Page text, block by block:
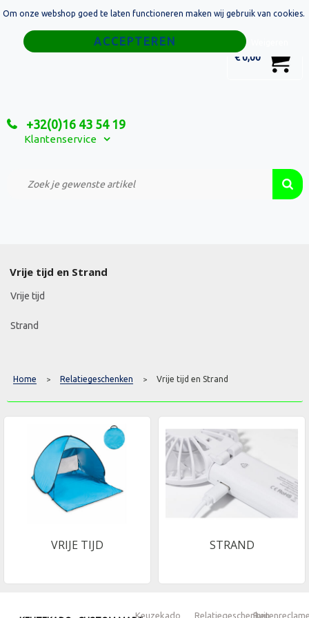
€ 0,00
+32(0)16 43 54 19
Klantenservice
Home
Relatiegeschenken
Custom Made Projecten
Vrije tijd en Strand
Vrije tijd
Strand
Home > Relatiegeschenken > Vrije tijd en Strand
VRIJE TIJD STRAND
Keuzekado Relatiegeschenken
Om onze webshop goed te laten functioneren maken wij gebruik van cookies.